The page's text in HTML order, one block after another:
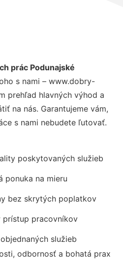
prác Podunajské
s nami – www.dobry-
prehľad hlavných výhod a
na nás. Garantujeme vám,
s nami nebudete ľutovať.
poskytovaných služieb
ponuka na mieru
bez skrytých poplatkov
pracovníkov
služieb
odbornosť a bohatá prax